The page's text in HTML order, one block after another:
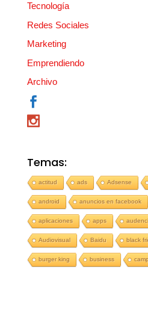
Tecnología
Redes Sociales
Marketing
Emprendiendo
Archivo
Temas:
actitud ads Adsense
android anuncios en facebook
aplicaciones apps
Audiovisual Baidu black
burger king business